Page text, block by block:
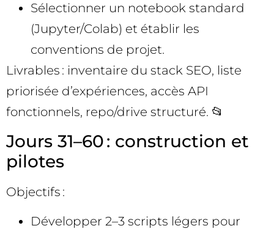
Sélectionner un notebook standard
(Jupyter/Colab) et établir les
conventions de projet.
Livrables : inventaire du stack SEO, liste
priorisée d’expériences, accès API
fonctionnels, repo/drive structuré. 📂
Jours 31–60 : construction et
pilotes
Objectifs :
Développer 2–3 scripts légers pour